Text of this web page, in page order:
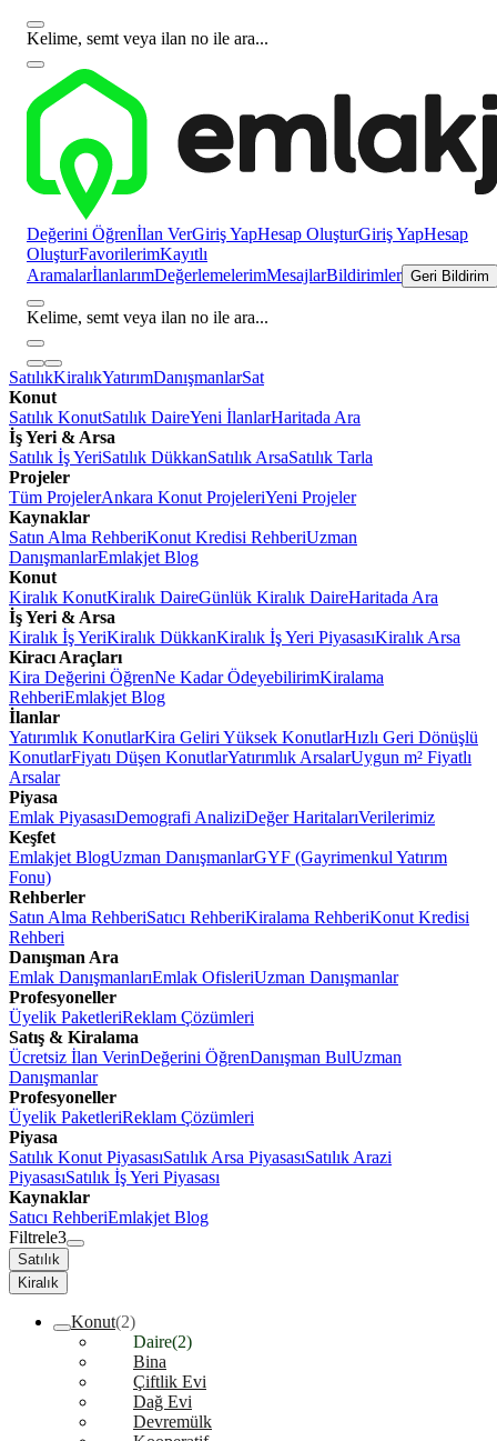
Kelime, semt veya ilan no ile ara...
Değerini Öğrenİlan VerGiriş YapHesap OluşturGiriş YapHesap
OluşturFavorilerimKayıtlı
AramalarİlanlarımDeğerlemelerimMesajlarBildirimler Geri Bildirim
Kelime, semt veya ilan no ile ara...
SatılıkKiralıkYatırımDanışmanlarSat
Konut
Satılık KonutSatılık DaireYeni İlanlarHaritada Ara
İş Yeri & Arsa
Satılık İş YeriSatılık DükkanSatılık ArsaSatılık Tarla
Projeler
Tüm ProjelerAnkara Konut ProjeleriYeni Projeler
Kaynaklar
Satın Alma RehberiKonut Kredisi RehberiUzman
DanışmanlarEmlakjet Blog
Konut
Kiralık KonutKiralık DaireGünlük Kiralık DaireHaritada Ara
İş Yeri & Arsa
Kiralık İş YeriKiralık DükkanKiralık İş Yeri PiyasasıKiralık Arsa
Kiracı Araçları
Kira Değerini ÖğrenNe Kadar ÖdeyebilirimKiralama
RehberiEmlakjet Blog
İlanlar
Yatırımlık KonutlarKira Geliri Yüksek KonutlarHızlı Geri Dönüşlü
KonutlarFiyatı Düşen KonutlarYatırımlık ArsalarUygun m² Fiyatlı
Arsalar
Piyasa
Emlak PiyasasıDemografi AnaliziDeğer HaritalarıVerilerimiz
Keşfet
Emlakjet BlogUzman DanışmanlarGYF (Gayrimenkul Yatırım
Fonu)
Rehberler
Satın Alma RehberiSatıcı RehberiKiralama RehberiKonut Kredisi
Rehberi
Danışman Ara
Emlak DanışmanlarıEmlak OfisleriUzman Danışmanlar
Profesyoneller
Üyelik PaketleriReklam Çözümleri
Satış & Kiralama
Ücretsiz İlan VerinDeğerini ÖğrenDanışman BulUzman
Danışmanlar
Profesyoneller
Üyelik PaketleriReklam Çözümleri
Piyasa
Satılık Konut PiyasasıSatılık Arsa PiyasasıSatılık Arazi
PiyasasıSatılık İş Yeri Piyasası
Kaynaklar
Satıcı RehberiEmlakjet Blog
Filtrele3
Satılık
Kiralık
Konut(2)
Daire(2)
Bina
Çiftlik Evi
Dağ Evi
Devremülk